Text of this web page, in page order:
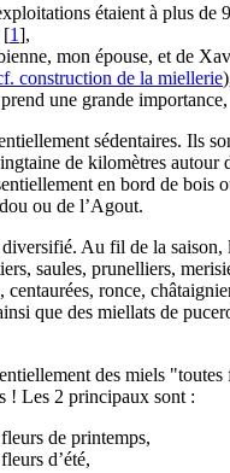
étaient à plus de
[1],
mon épouse, et de
construction de la miellerie
une grande importance,
sédentaires. Ils
de kilomètres autour
en bord de bois
ou de l’Agout.
Au fil de la saison,
saules, prunelliers,
centaurées, ronce,
que des miellats de
des miels "toutes
! Les 2 principaux sont :
de printemps,
d’été,